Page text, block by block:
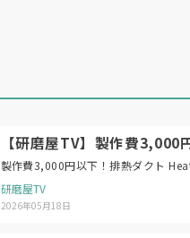
【研磨屋TV】製作費
製作
研磨屋TV
2026年05月18日